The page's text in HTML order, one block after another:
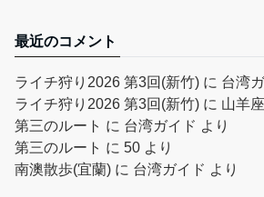
最近のコメント
ライチ狩り2026 第3回(新竹) に 台湾
ライチ狩り2026 第3回(新竹) に 山羊座
第三のルート に 台湾ガイド より
第三のルート に 50 より
南澳散歩(宜蘭) に 台湾ガイド より